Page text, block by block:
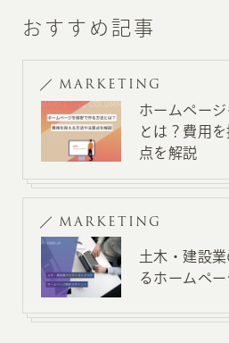
おすすめ記事
MARKETING
ホームペー
とは？費用
点を解説
MARKETING
土木・建設
るホームペ